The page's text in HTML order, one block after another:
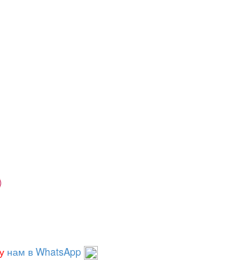
нам в WhatsApp